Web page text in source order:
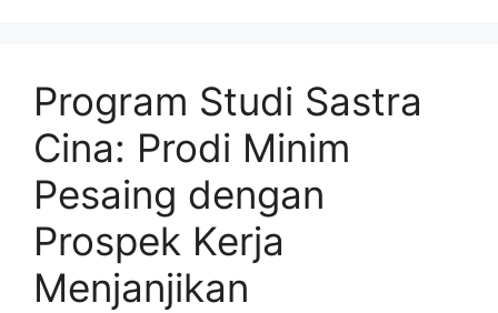
Program Studi Sastra
Cina: Prodi Minim
Pesaing dengan
Prospek Kerja
Menjanjikan